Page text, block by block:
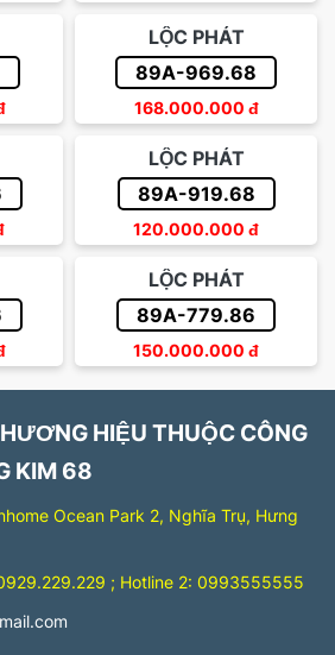
LỘC PHÁT
89A-969.68
168.000.000 đ
LỘC PHÁT
89A-919.68
120.000.000 đ
LỘC PHÁT
89A-779.86
150.000.000 đ
HIỆU THUỘC CÔNG
KIM 68
Ocean Park 2, Nghĩa Trụ, Hưng
; Hotline 2: 0993555555